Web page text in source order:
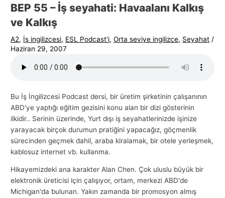
BEP 55 – İş seyahati: Havaalanı Kalkış
ve Kalkış
A2, İş ingilizcesi, ESL Podcast'i,Orta seviye ingilizce, Seyahat /
Haziran 29, 2007
Bu İş İngilizcesi Podcast dersi, bir üretim şirketinin çalışanının
ABD'ye yaptığı eğitim gezisini konu alan bir dizi gösterinin
ilkidir.. Serinin üzerinde, Yurt dışı iş seyahatlerinizde işinize
yarayacak birçok durumun pratiğini yapacağız, göçmenlik
sürecinden geçmek dahil, araba kiralamak, bir otele yerleşmek,
kablosuz internet vb. kullanma.
Hikayemizdeki ana karakter Alan Chen. Çok uluslu büyük bir
elektronik üreticisi için çalışıyor, ortam, merkezi ABD'de
Michigan'da bulunan. Yakın zamanda bir promosyon almış
K
o
n
r
ı